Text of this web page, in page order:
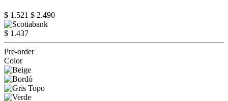
$ 1.521 $ 2.490
$ 1.437
Pre-order
Color